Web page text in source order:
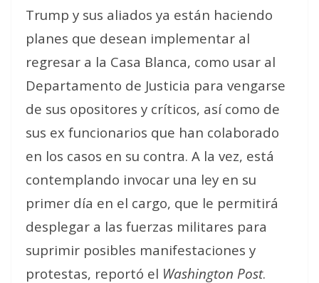
Trump y sus aliados ya están haciendo
planes que desean implementar al
regresar a la Casa Blanca, como usar al
Departamento de Justicia para vengarse
de sus opositores y críticos, así como de
sus ex funcionarios que han colaborado
en los casos en su contra. A la vez, está
contemplando invocar una ley en su
primer día en el cargo, que le permitirá
desplegar a las fuerzas militares para
suprimir posibles manifestaciones y
protestas, reportó el Washington Post.